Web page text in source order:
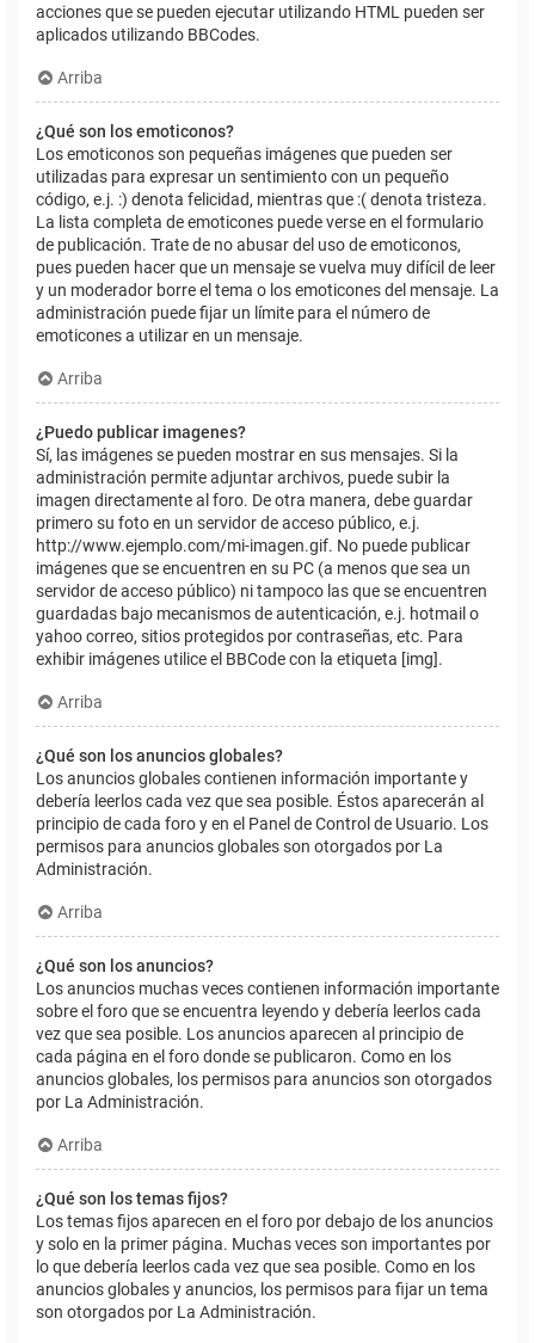
acciones que se pueden ejecutar utilizando HTML pueden ser
aplicados utilizando BBCodes.
Arriba
¿Qué son los emoticonos?
Los emoticonos son pequeñas imágenes que pueden ser
utilizadas para expresar un sentimiento con un pequeño
código, e.j. :) denota felicidad, mientras que :( denota tristeza.
La lista completa de emoticones puede verse en el formulario
de publicación. Trate de no abusar del uso de emoticonos,
pues pueden hacer que un mensaje se vuelva muy difícil de leer
y un moderador borre el tema o los emoticones del mensaje. La
administración puede fijar un límite para el número de
emoticones a utilizar en un mensaje.
Arriba
¿Puedo publicar imagenes?
Sí, las imágenes se pueden mostrar en sus mensajes. Si la
administración permite adjuntar archivos, puede subir la
imagen directamente al foro. De otra manera, debe guardar
primero su foto en un servidor de acceso público, e.j.
http://www.ejemplo.com/mi-imagen.gif. No puede publicar
imágenes que se encuentren en su PC (a menos que sea un
servidor de acceso público) ni tampoco las que se encuentren
guardadas bajo mecanismos de autenticación, e.j. hotmail o
yahoo correo, sitios protegidos por contraseñas, etc. Para
exhibir imágenes utilice el BBCode con la etiqueta [img].
Arriba
¿Qué son los anuncios globales?
Los anuncios globales contienen información importante y
debería leerlos cada vez que sea posible. Éstos aparecerán al
principio de cada foro y en el Panel de Control de Usuario. Los
permisos para anuncios globales son otorgados por La
Administración.
Arriba
¿Qué son los anuncios?
Los anuncios muchas veces contienen información importante
sobre el foro que se encuentra leyendo y debería leerlos cada
vez que sea posible. Los anuncios aparecen al principio de
cada página en el foro donde se publicaron. Como en los
anuncios globales, los permisos para anuncios son otorgados
por La Administración.
Arriba
¿Qué son los temas fijos?
Los temas fijos aparecen en el foro por debajo de los anuncios
y solo en la primer página. Muchas veces son importantes por
lo que debería leerlos cada vez que sea posible. Como en los
anuncios globales y anuncios, los permisos para fijar un tema
son otorgados por La Administración.